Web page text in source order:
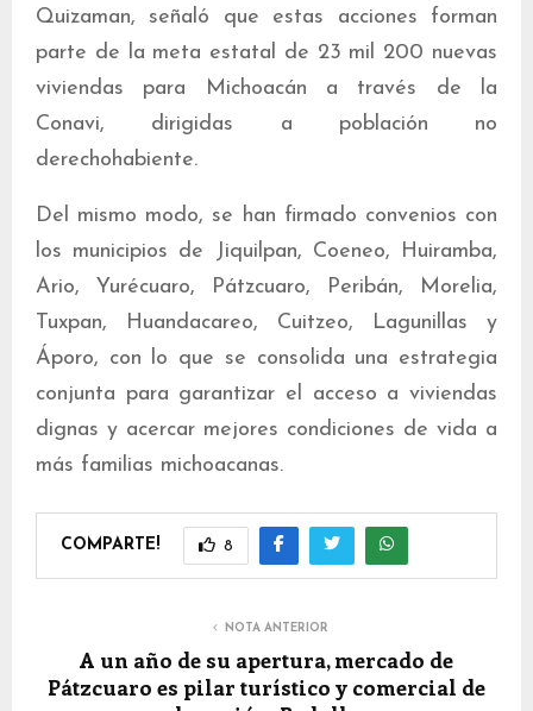
Quizaman, señaló que estas acciones forman
parte de la meta estatal de 23 mil 200 nuevas
viviendas para Michoacán a través de la
Conavi, dirigidas a población no
derechohabiente.
Del mismo modo, se han firmado convenios con
los municipios de Jiquilpan, Coeneo, Huiramba,
Ario, Yurécuaro, Pátzcuaro, Peribán, Morelia,
Tuxpan, Huandacareo, Cuitzeo, Lagunillas y
Áporo, con lo que se consolida una estrategia
conjunta para garantizar el acceso a viviendas
dignas y acercar mejores condiciones de vida a
más familias michoacanas.
COMPARTE! 8
NOTA ANTERIOR
A un año de su apertura, mercado de
Pátzcuaro es pilar turístico y comercial de